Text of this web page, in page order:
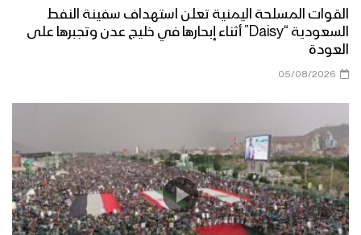
القوات المسلحة اليمنية تعلن استهداف سفينة النفط
السعودية “Daisy” أثناء إبحارها في خليج عدن وتجبرها على
العودة
05/08/2026